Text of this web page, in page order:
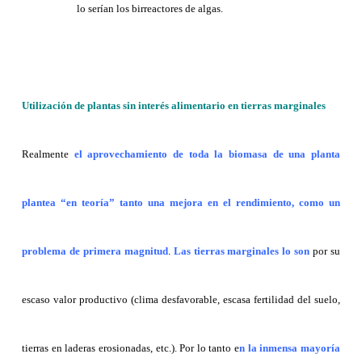
lo serían los birreactores de algas.
Utilización de plantas sin interés alimentario en tierras marginales
Realmente el aprovechamiento de toda la biomasa de una planta
plantea “en teoría” tanto una mejora en el rendimiento, como un
problema de primera magnitud.Las tierras marginales lo son por su
escaso valor productivo (clima desfavorable, escasa fertilidad del suelo,
tierras en laderas erosionadas, etc.). Por lo tanto en la inmensa mayoría